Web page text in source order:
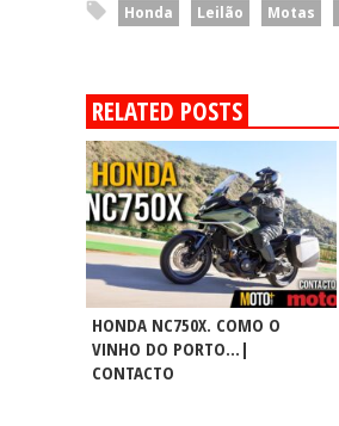
Honda Leilão Motas
RELATED POSTS
HONDA NC750X. COMO O
VINHO DO PORTO…|
CONTACTO